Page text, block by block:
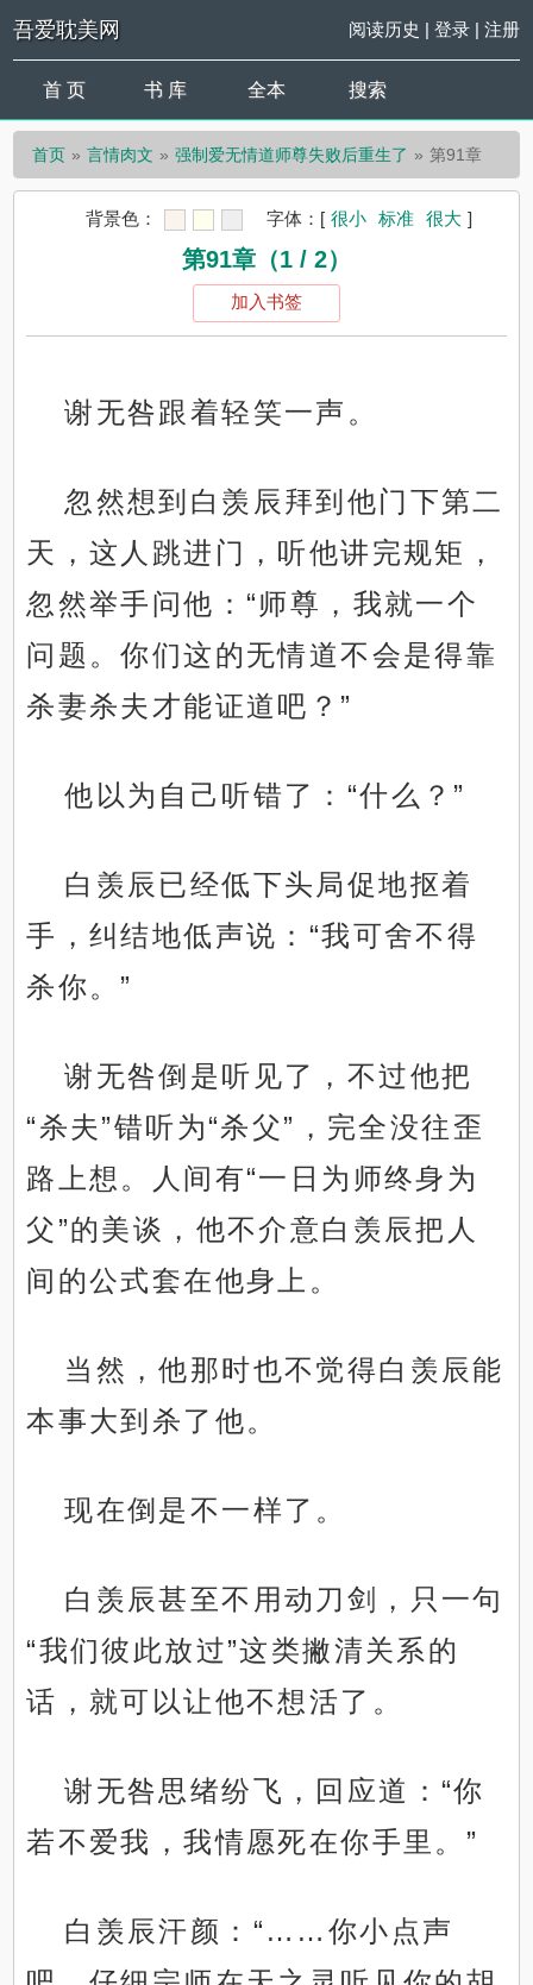
吾爱耽美网 阅读历史 | 登录| 注册
首 页 书 库 全本 搜索
首页 言情肉文 强制爱无情道师尊失败后重生了 第91章
背景色： 字体： [ 很小 标准 很大 ]
第91章（1 / 2）
加入书签
谢无咎跟着轻笑一声。
忽然想到白羡辰拜到他门下第二
天，这人跳进门，听他讲完规矩，
忽然举手问他：“师尊，我就一个
问题。你们这的无情道不会是得靠
杀妻杀夫才能证道吧？”
他以为自己听错了：“什么？”
白羡辰已经低下头局促地抠着
手，纠结地低声说：“我可舍不得
杀你。”
谢无咎倒是听见了，不过他把
“杀夫”错听为“杀父”，完全没往歪
路上想。人间有“一日为师终身为
父”的美谈，他不介意白羡辰把人
间的公式套在他身上。
当然，他那时也不觉得白羡辰能
本事大到杀了他。
现在倒是不一样了。
白羡辰甚至不用动刀剑，只一句
“我们彼此放过”这类撇清关系的
话，就可以让他不想活了。
谢无咎思绪纷飞，回应道：“你
若不爱我，我情愿死在你手里。”
白羡辰汗颜：“……你小点声